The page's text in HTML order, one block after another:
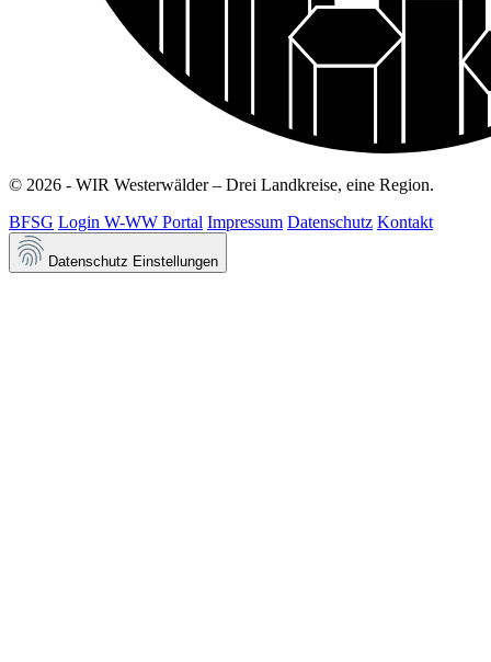
© 2026 - WIR Westerwälder – Drei Landkreise, eine Region.
BFSG Login W-WW Portal Impressum Datenschutz Kontakt
Datenschutz Einstellungen